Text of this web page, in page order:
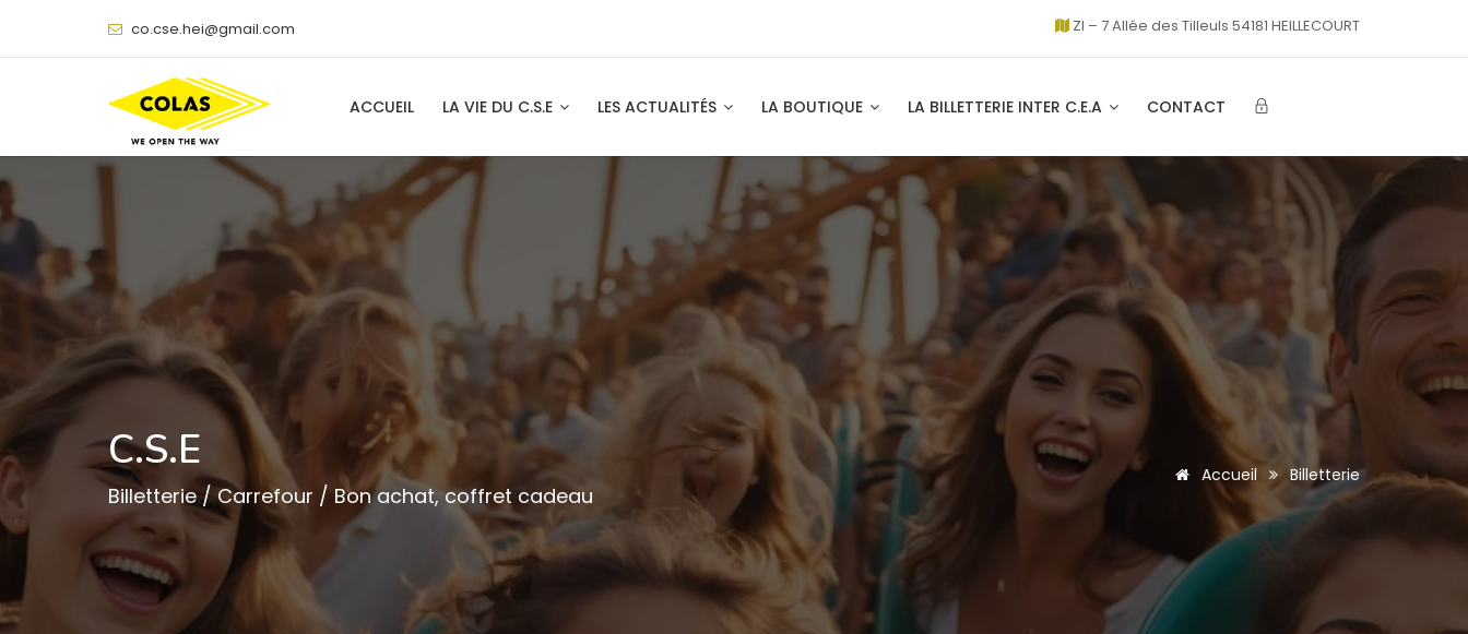
@ ZI – 7 Allée des Tilleuls 54181 HEILLECOURT
ACCUEIL LA VIE DU C.S.E LES ACTUALITÉS LA BOUTIQUE LA BILLETTERIE INTER C.E.A CONTACT
C.S.E
Billetterie / Carrefour / Bon achat, coffret cadeau
Accueil Billetterie